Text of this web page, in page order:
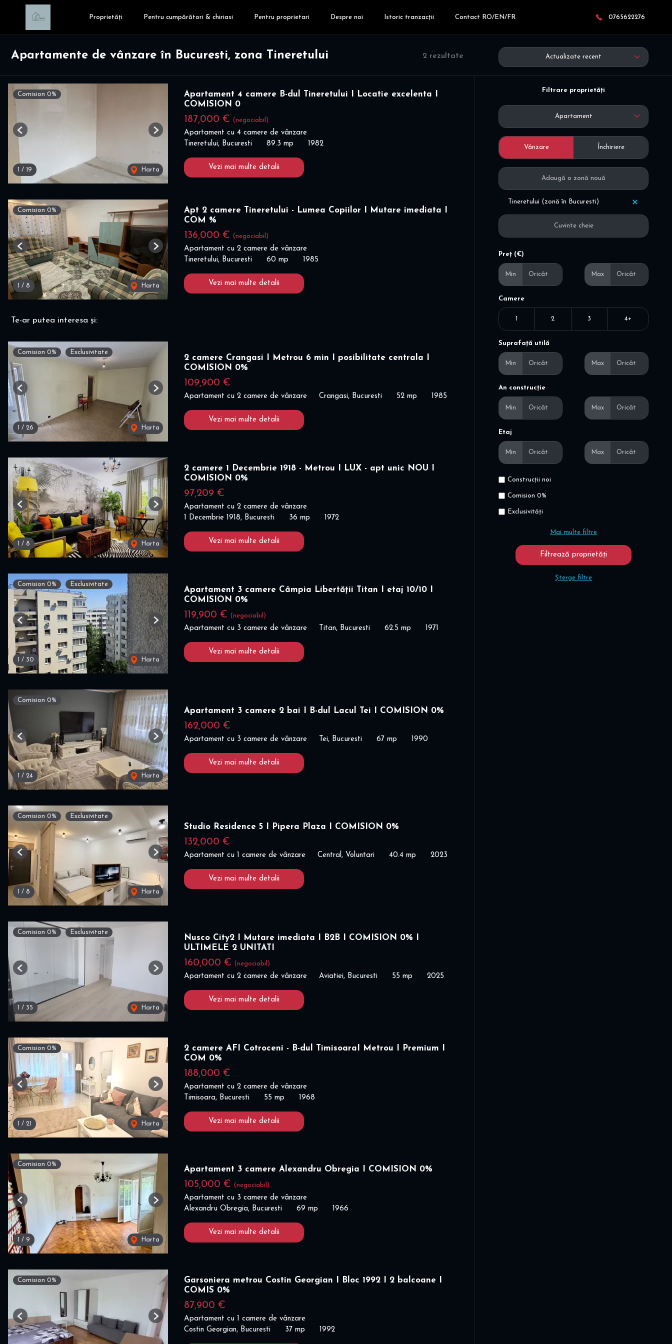
Proprietăți Pentru cumpărători & chiriasi Pentru proprietari Despre noi Istoric tranzacții Contact RO/EN/FR 0765622276
2 rezultate
Apartamente de vânzare în Bucuresti, zona Tineretului Actualizate recent
Comision 0%
1 / 19 Harta
Previous Next
Apartament 4 camere B-dul Tineretului I Locatie excelenta I
COMISION 0
187,000 € (negociabil)
Apartament cu 4 camere de vânzare
Tineretului, Bucuresti
89.3 mp 1982
Vezi mai multe detalii
Comision 0%
1 / 8 Harta
Previous Next
Apt 2 camere Tineretului - Lumea Copiilor I Mutare imediata I
COM %
136,000 € (negociabil)
Apartament cu 2 camere de vânzare
Tineretului, Bucuresti
60 mp 1985
Vezi mai multe detalii
Te-ar putea interesa și:
Comision 0% Exclusivitate
1 / 26 Harta
Previous Next
2 camere Crangasi I Metrou 6 min I posibilitate centrala I
COMISION 0%
109,900 €
Apartament cu 2 camere de vânzare Crangasi, Bucuresti 52 mp 1985
Vezi mai multe detalii
1 / 8 Harta
Previous Next
2 camere 1 Decembrie 1918 - Metrou I LUX - apt unic NOU I
COMISION 0%
97,209 €
Apartament cu 2 camere de vânzare
1 Decembrie 1918, Bucuresti
36 mp 1972
Vezi mai multe detalii
Comision 0% Exclusivitate
1 / 30 Harta
Previous Next
Apartament 3 camere Câmpia Libertății Titan I etaj 10/10 I
COMISION 0%
119,900 € (negociabil)
Apartament cu 3 camere de vânzare Titan, Bucuresti 62.5 mp 1971
Vezi mai multe detalii
Comision 0%
1 / 24 Harta
Previous Next
Apartament 3 camere 2 bai I B-dul Lacul Tei I COMISION 0%
162,000 €
Apartament cu 3 camere de vânzare Tei, Bucuresti 67 mp 1990
Vezi mai multe detalii
Comision 0% Exclusivitate
1 / 8 Harta
Previous Next
Studio Residence 5 I Pipera Plaza I COMISION 0%
132,000 €
Apartament cu 1 camere de vânzare Central, Voluntari 40.4 mp 2023
Vezi mai multe detalii
Comision 0% Exclusivitate
1 / 35 Harta
Previous Next
Nusco City2 I Mutare imediata I B2B I COMISION 0% I
ULTIMELE 2 UNITATI
160,000 € (negociabil)
Apartament cu 2 camere de vânzare Aviatiei, Bucuresti 55 mp 2025
Vezi mai multe detalii
Comision 0%
1 / 21 Harta
Previous Next
2 camere AFI Cotroceni - B-dul TimisoaraI Metrou I Premium I
COM 0%
188,000 €
Apartament cu 2 camere de vânzare
Timisoara, Bucuresti
55 mp 1968
Vezi mai multe detalii
Comision 0%
1 / 9 Harta
Previous Next
Apartament 3 camere Alexandru Obregia I COMISION 0%
105,000 € (negociabil)
Apartament cu 3 camere de vânzare
Alexandru Obregia, Bucuresti
69 mp 1966
Vezi mai multe detalii
Comision 0%
Previous Next
Garsoniera metrou Costin Georgian I Bloc 1992 I 2 balcoane I
COMIS 0%
87,900 €
Apartament cu 1 camere de vânzare
Costin Georgian, Bucuresti
37 mp 1992
Filtrare proprietăți
Apartament
Vânzare Închiriere
Tineretului (zonă în Bucuresti)
Preț (€)
Min Max
Camere
1 2 3 4+
Suprafață utilă
Min Max
An construcție
Min Max
Etaj
Min Max
Construcții noi
Comision 0%
Exclusivități
Mai multe filtre
Șterge filtre